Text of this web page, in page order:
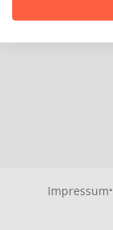
Impressum·